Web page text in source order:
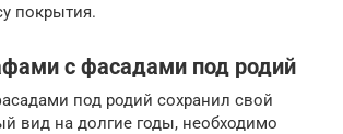
покрытия.
с фасадами под родий
под родий сохранил свой
вид на долгие годы, необходимо